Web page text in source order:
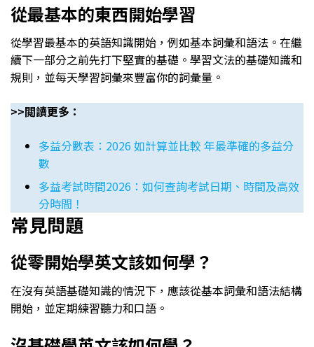
從最基本的東西開始學習
從學習最基本的英語知識開始，例如基本詞彙和語法。在繼
續下一部分之前先打下堅實的基礎。學習文法的基礎知識和
規則，並每天學習詞彙來豐富你的詞彙量。
>>閲讀更多：
多益分數表：2026 如計算並比較 年最準確的多益分
數
多益考試時間2026：如何查詢考試日期、時間及高效
分時間！
常見問題
從零開始學英文該如何學？
在沒有英語基礎知識的情況下，應該從基本詞彙和語法結構
開始，並定期練習聽力和口語。